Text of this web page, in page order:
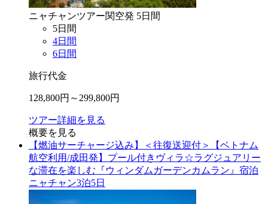
ニャチャンツアー関空発 5日間
5日間
4日間
6日間
旅行代金
128,800円～ 299,800円
ツアー詳細を見る
概要を見る
【燃油サーチャージ込み】＜往復送迎付＞【ベトナム
航空利用/成田発】プール付きヴィラ☆ラグジュアリー
な滞在を楽しむ『ウィンダムガーデンカムラン』宿泊
ニャチャン3泊5日